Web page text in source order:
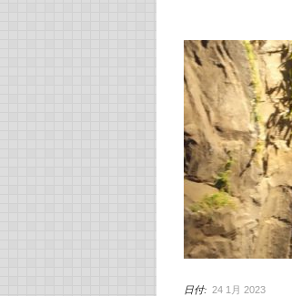
日付: 24 1月 2023